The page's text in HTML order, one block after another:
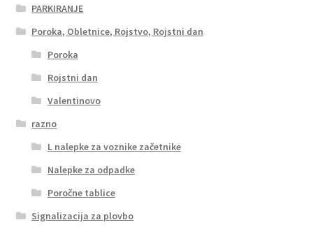
PARKIRANJE
Poroka, Obletnice, Rojstvo, Rojstni dan
Poroka
Rojstni dan
Valentinovo
razno
L nalepke za voznike začetnike
Nalepke za odpadke
Poročne tablice
Signalizacija za plovbo